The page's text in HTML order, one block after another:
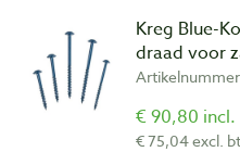
Kreg Blue-
draad voor
€ 90,80
€ 75,04 excl.